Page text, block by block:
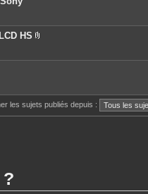
HS
è
j
o
n
les sujets publiés depuis :
?